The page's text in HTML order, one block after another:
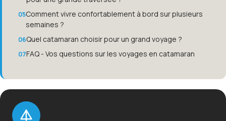
Comment vivre confortablement à bord sur plusieurs
semaines ?
Quel catamaran choisir pour un grand voyage ?
FAQ - Vos questions sur les voyages en catamaran